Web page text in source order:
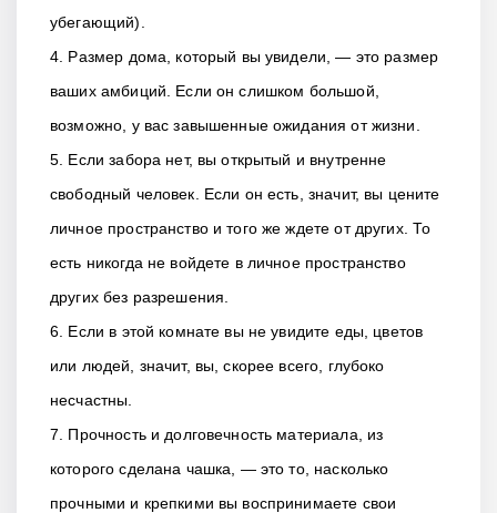
убегающий).
4. Размер дома, который вы увидели, — это размер
ваших амбиций. Если он слишком большой,
возможно, у вас завышенные ожидания от жизни.
5. Если забора нет, вы открытый и внутренне
свободный человек. Если он есть, значит, вы цените
личное пространство и того же ждете от других. То
есть никогда не войдете в личное пространство
других без разрешения.
6. Если в этой комнате вы не увидите еды, цветов
или людей, значит, вы, скорее всего, глубоко
несчастны.
7. Прочность и долговечность материала, из
которого сделана чашка, — это то, насколько
прочными и крепкими вы воспринимаете свои